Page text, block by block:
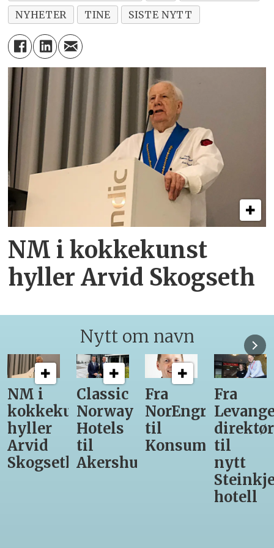
NYHETER TINE SISTE NYTT
NM i kokkekunst
hyller Arvid Skogseth
Nytt om navn
Classic
Norway
Hotels
til
Akershus
Fra
NorEngros
til
Konsumgruppen
Fra
Levanger-
direktør
til
Steinkjer-
12
får
være
med
Asko